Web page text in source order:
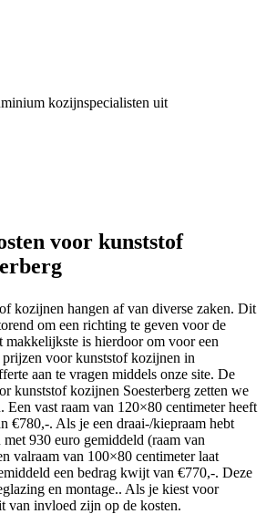
kozijnspecialisten uit
voor kunststof
kozijnen hangen af van diverse zaken. Dit
om een richting te geven voor de
makkelijkste is hierdoor om voor een
voor kunststof kozijnen in
aan te vragen middels onze site. De
kunststof kozijnen Soesterberg zetten we
Een vast raam van 120×80 centimeter heeft
€780,-. Als je een draai-/kiepraam hebt
930 euro gemiddeld (raam van
valraam van 100×80 centimeter laat
een bedrag kwijt van €770,-. Deze
en montage.. Als je kiest voor
van invloed zijn op de kosten.